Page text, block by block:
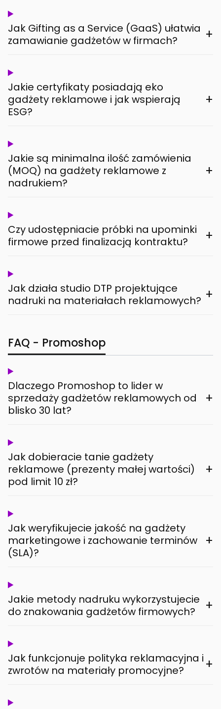
Jak Gifting as a Service (GaaS) ułatwia
zamawianie gadżetów w firmach?
+
Jakie certyfikaty posiadają eko
gadżety reklamowe i jak wspierają
ESG?
+
Jakie są minimalna ilość zamówienia
(MOQ) na gadżety reklamowe z
nadrukiem?
+
Czy udostępniacie próbki na upominki
firmowe przed finalizacją kontraktu?
+
Jak działa studio DTP projektujące
nadruki na materiałach reklamowych? +
FAQ - Promoshop
Dlaczego Promoshop to lider w
sprzedaży gadżetów reklamowych od
blisko 30 lat?
+
Jak dobieracie tanie gadżety
reklamowe (prezenty małej wartości)
pod limit 10 zł?
+
Jak weryfikujecie jakość na gadżety
marketingowe i zachowanie terminów
(SLA)?
+
Jakie metody nadruku wykorzystujecie
do znakowania gadżetów firmowych?
+
Jak funkcjonuje polityka reklamacyjna i
zwrotów na materiały promocyjne?
+